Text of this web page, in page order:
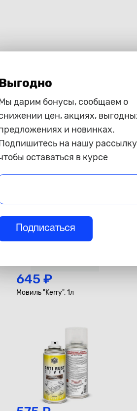
645 ₽
Мовиль "Kerry", 1л
дарим бонусы, сообщаем о
цен, акциях,
и новинках.
на нашу рассылку
оставаться в курсе
Подписаться